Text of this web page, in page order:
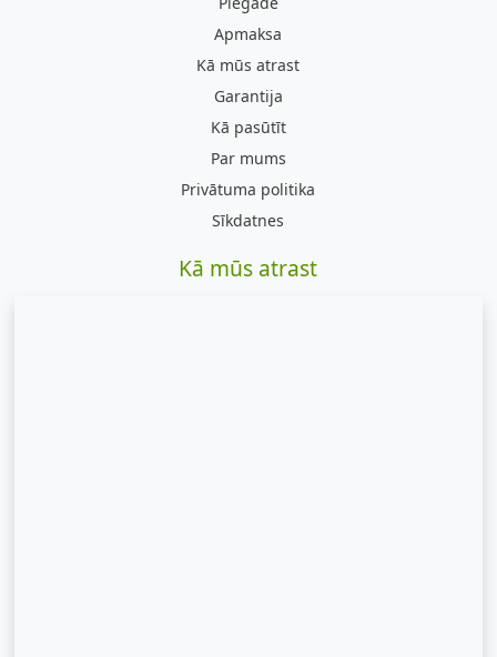
Apmaksa
Kā mūs atrast
Garantija
Kā pasūtīt
Par mums
Privātuma politika
Sīkdatnes
Kā mūs atrast